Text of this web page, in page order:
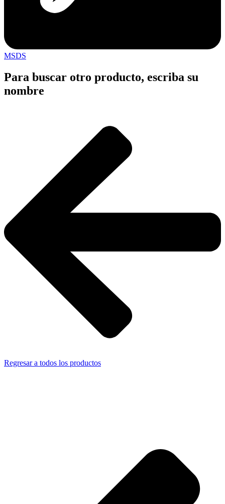
MSDS
Para buscar otro producto, escriba su
nombre
Regresar a todos los productos